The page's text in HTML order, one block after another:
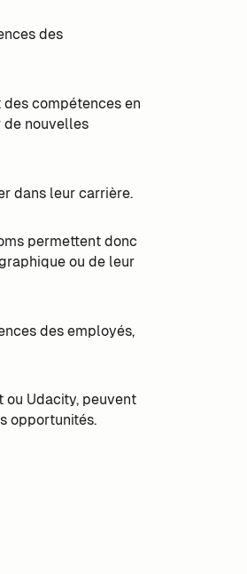
des
compétences en
de nouvelles
dans leur carrière.
permettent donc
ou de leur
des employés,
Udacity, peuvent
opportunités.